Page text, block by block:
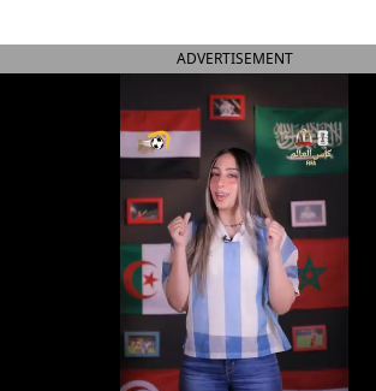
ADVERTISEMENT